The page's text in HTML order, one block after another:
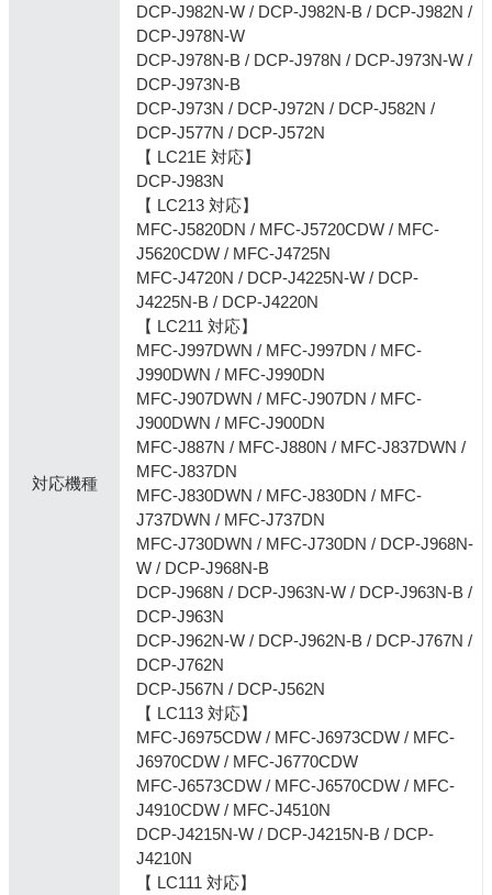
対応機種
DCP-J982N-W / DCP-J982N-B / DCP-J982N /
DCP-J978N-W
DCP-J978N-B / DCP-J978N / DCP-J973N-W /
DCP-J973N-B
DCP-J973N / DCP-J972N / DCP-J582N /
DCP-J577N / DCP-J572N
【 LC21E 対応】
DCP-J983N
【 LC213 対応】
MFC-J5820DN / MFC-J5720CDW / MFC-
J5620CDW / MFC-J4725N
MFC-J4720N / DCP-J4225N-W / DCP-
J4225N-B / DCP-J4220N
【 LC211 対応】
MFC-J997DWN / MFC-J997DN / MFC-
J990DWN / MFC-J990DN
MFC-J907DWN / MFC-J907DN / MFC-
J900DWN / MFC-J900DN
MFC-J887N / MFC-J880N / MFC-J837DWN /
MFC-J837DN
MFC-J830DWN / MFC-J830DN / MFC-
J737DWN / MFC-J737DN
MFC-J730DWN / MFC-J730DN / DCP-J968N-
W / DCP-J968N-B
DCP-J968N / DCP-J963N-W / DCP-J963N-B /
DCP-J963N
DCP-J962N-W / DCP-J962N-B / DCP-J767N /
DCP-J762N
DCP-J567N / DCP-J562N
【 LC113 対応】
MFC-J6975CDW / MFC-J6973CDW / MFC-
J6970CDW / MFC-J6770CDW
MFC-J6573CDW / MFC-J6570CDW / MFC-
J4910CDW / MFC-J4510N
DCP-J4215N-W / DCP-J4215N-B / DCP-
J4210N
【 LC111 対応】